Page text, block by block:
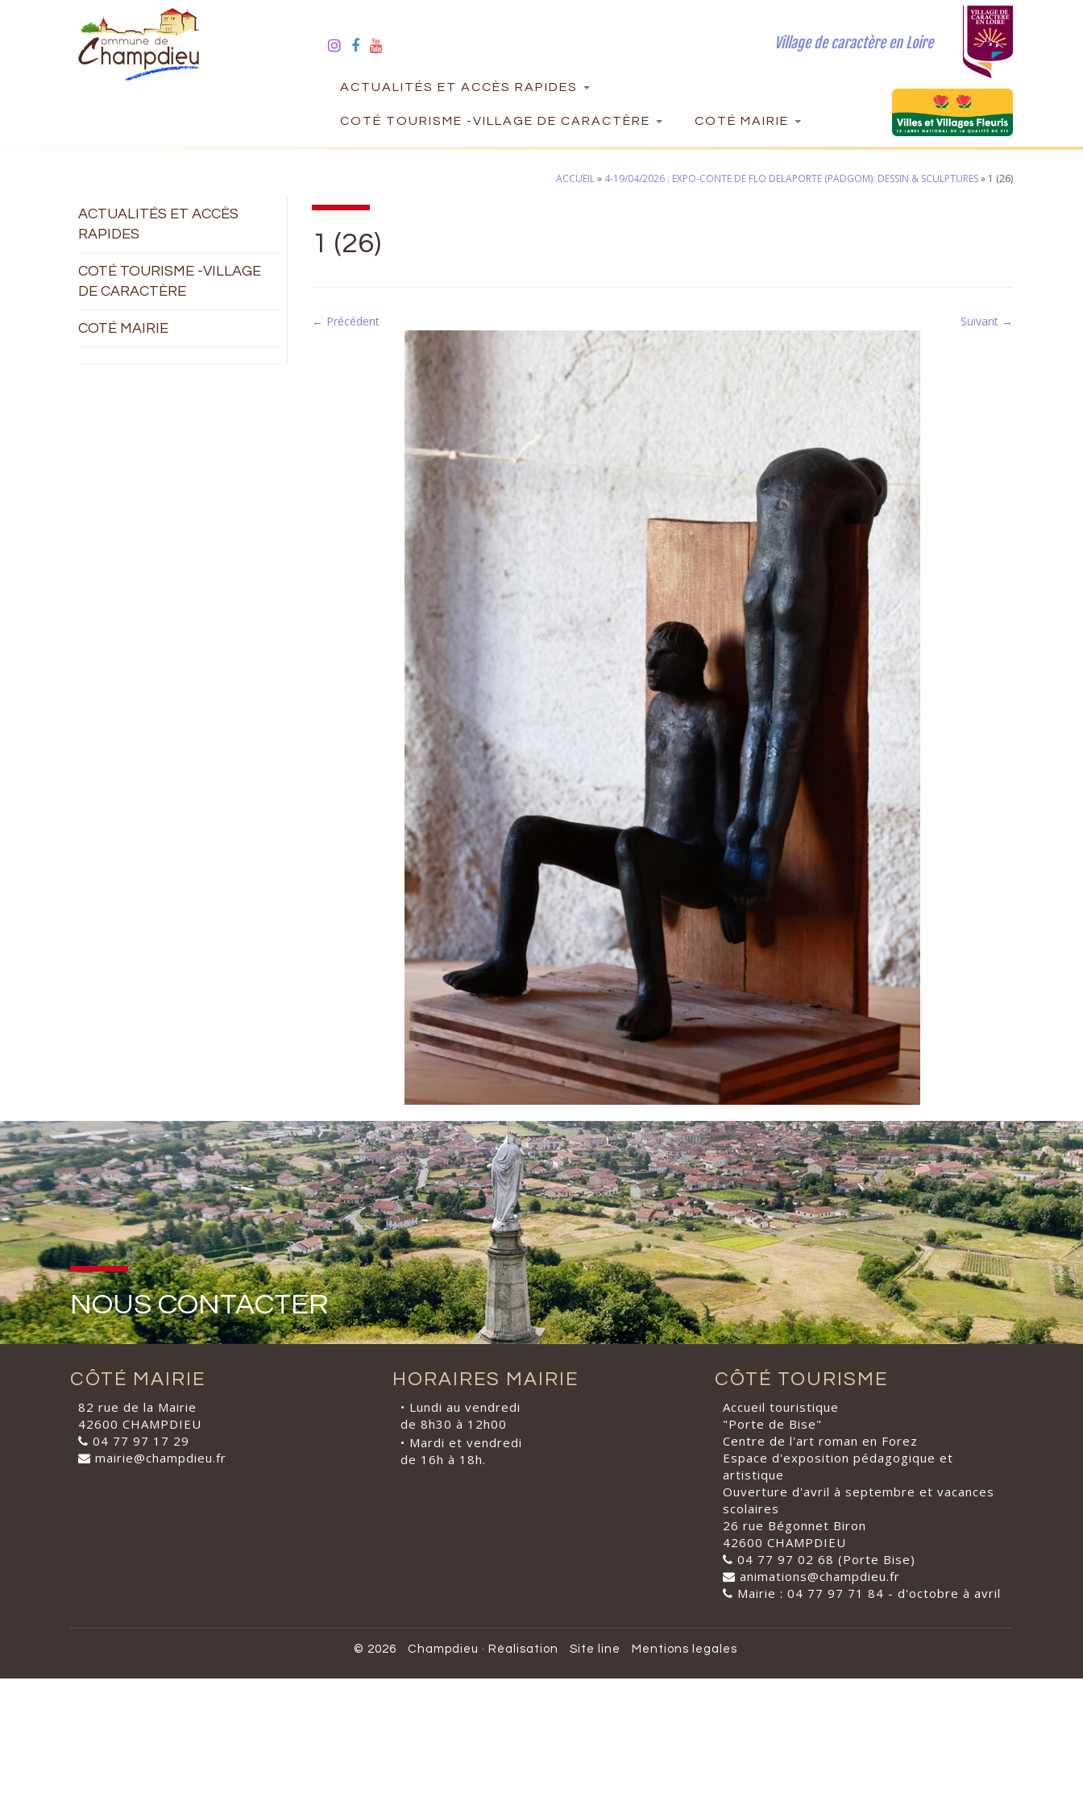
Village de caractère en Loire
ACTUALITÉS ET ACCÈS RAPIDES
COTÉ TOURISME -VILLAGE DE CARACTÈRE COTÉ MAIRIE
ACCUEIL» 4-19/04/2026 : EXPO-CONTE DE FLO DELAPORTE (PADGOM): DESSIN & SCULPTURES» 1 (26)
ACTUALITÉS ET ACCÈS
RAPIDES
COTÉ TOURISME -VILLAGE
DE CARACTÈRE
COTÉ MAIRIE
1 (26)
← Précédent Suivant →
NOUS CONTACTER
CÔTÉ MAIRIE
82 rue de la Mairie
42600 CHAMPDIEU
04 77 97 17 29
mairie@champdieu.fr
HORAIRES MAIRIE
• Lundi au vendredi
de 8h30 à 12h00
• Mardi et vendredi
de 16h à 18h.
CÔTÉ TOURISME
Accueil touristique
"Porte de Bise"
Centre de l'art roman en Forez
Espace d'exposition pédagogique et
artistique
Ouverture d'avril à septembre et vacances
scolaires
26 rue Bégonnet Biron
42600 CHAMPDIEU
04 77 97 02 68 (Porte Bise)
animations@champdieu.fr
Mairie : 04 77 97 71 84 - d'octobre à avril
© 2026 Champdieu · Réalisation Site line Mentions legales